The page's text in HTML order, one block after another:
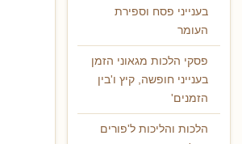
בענייני פסח וספירת
העומר
פסקי הלכות מגאוני הזמן
בענייני חופשה, קיץ ו'בין
הזמנים'
הלכות והליכות ל'פורים